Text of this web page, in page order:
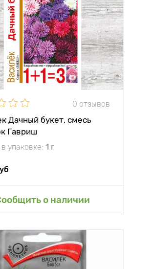
0 отзывов
Дачный букет, смесь
Гавриш
упаковке: 1 г
о наличии